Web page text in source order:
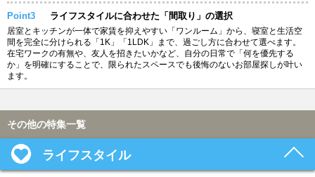
Point3 ライフスタイルに合わせた「間取り」の選択
居室とキッチンが一体で家賃を抑えやすい「ワンルーム」から、寝室と生活空
間を完全に分けられる「1K」「1LDK」まで、過ごし方に合わせて選べます。
在宅ワークの有無や、友人を招きたいかなど、自分の日常で「何を優先する
か」を明確にすることで、限られたスペースでも後悔のないお部屋探しが叶い
ます。
その他の特集一覧
ライフスタイル